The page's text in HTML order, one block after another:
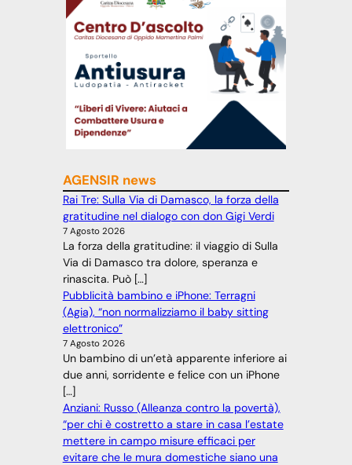
AGENSIR news
Rai Tre: Sulla Via di Damasco, la forza della
gratitudine nel dialogo con don Gigi Verdi
7 Agosto 2026
La forza della gratitudine: il viaggio di Sulla
Via di Damasco tra dolore, speranza e
rinascita. Può […]
Pubblicità bambino e iPhone: Terragni
(Agia), “non normalizziamo il baby sitting
elettronico”
7 Agosto 2026
Un bambino di un’età apparente inferiore ai
due anni, sorridente e felice con un iPhone
[…]
Anziani: Russo (Alleanza contro la povertà),
“per chi è costretto a stare in casa l’estate
mettere in campo misure efficaci per
evitare che le mura domestiche siano una